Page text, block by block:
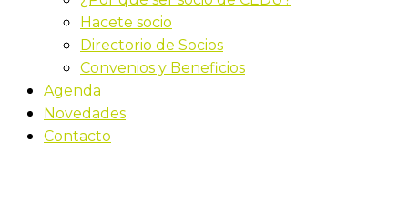
Hacete socio
Directorio de Socios
Convenios y Beneficios
Agenda
Novedades
Contacto